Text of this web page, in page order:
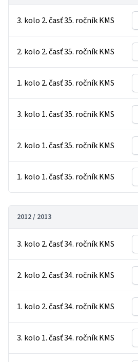
3. kolo 2. časť 35. ročník KMS
2. kolo 2. časť 35. ročník KMS
1. kolo 2. časť 35. ročník KMS
3. kolo 1. časť 35. ročník KMS
2. kolo 1. časť 35. ročník KMS
1. kolo 1. časť 35. ročník KMS
2012 / 2013
3. kolo 2. časť 34. ročník KMS
2. kolo 2. časť 34. ročník KMS
1. kolo 2. časť 34. ročník KMS
3. kolo 1. časť 34. ročník KMS